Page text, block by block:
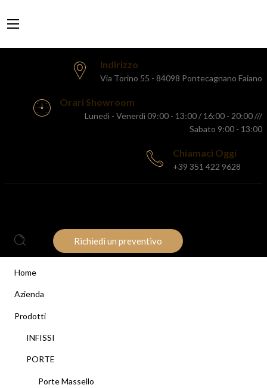
Indirizzo
Via Torino 55 - 84098 Pontecagnano Faiano
Orari Showroom
Lunedì - Venerdì 09:00 - 13:00 / 16:00 - 20:00 ///
Sabato 9:00 - 13:00
Chiamaci Oggi
+39 351 422 9628
Richiedi un preventivo
Home
Azienda
Prodotti
INFISSI
PORTE
Porte Massello